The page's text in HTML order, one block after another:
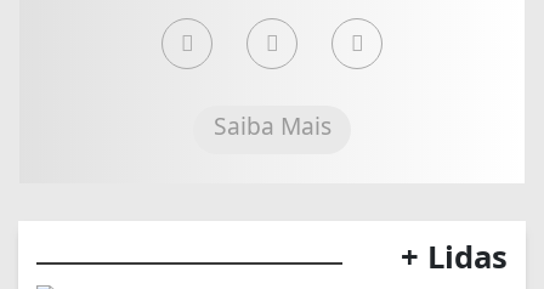
Saiba Mais
+ Lidas